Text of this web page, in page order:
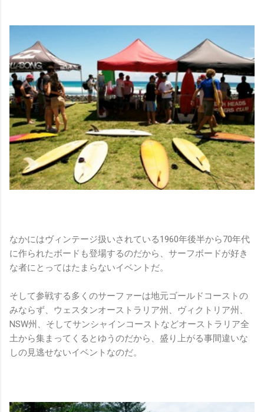
なかにはヴィンテージ扱いされている1960年後半から70年代
に作られたボードも登場するのだから、サーフボードが好き
な者にとってはたまらないイベントだ。
そして参戦する多くのサーファーは地元ゴールドコーストの
みならず、ウェスタンオーストラリア州、ヴィクトリア州、
NSW州、そしてサンシャインコーストなどオーストラリア全
土から集まってくるとゆうのだから、盛り上がる事間違いな
しの見逃せないイベントなのだ。